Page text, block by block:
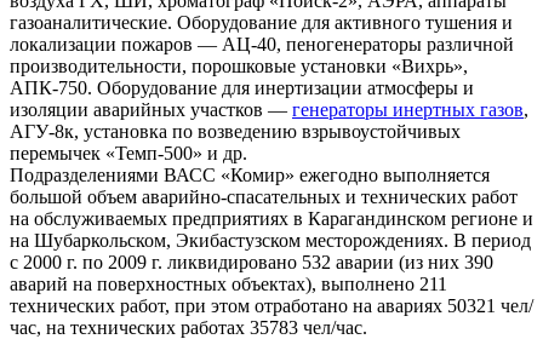
газоаналитические. Оборудование для активного тушения и
локализации пожаров — АЦ-40, пеногенераторы различной
производительности, порошковые установки «Вихрь»,
АПК-750. Оборудование для инертизации атмосферы и
изоляции аварийных участков — генераторы инертных газов,
АГУ-8к, установка по возведению взрывоустойчивых
перемычек «Темп-500» и др.
Подразделениями ВАСС «Комир» ежегодно выполняется
большой объем аварийно-спасательных и технических работ
на обслуживаемых предприятиях в Карагандинском регионе и
на Шубаркольском, Экибастузском месторождениях. В период
с 2000 г. по 2009 г. ликвидировано 532 аварии (из них 390
аварий на поверхностных объектах), выполнено 211
технических работ, при этом отработано на авариях 50321 чел/
час, на технических работах 35783 чел/час.